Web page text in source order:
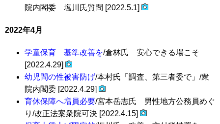
院内閣委 塩川氏質問 [2022.5.1]
2022年4月
学童保育 基準改善を/倉林氏 安心できる場こそ
[2022.4.29]
幼児間の性被害防げ/本村氏「調査、第三者委で」/衆
院内閣委 [2022.4.29]
育休保障へ増員必要/宮本岳志氏 男性地方公務員めぐ
り/改正法案衆院可決 [2022.4.15]